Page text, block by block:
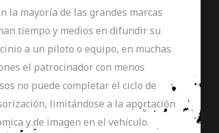
la mayoría de las grandes marcas
tiempo y medios en difundir su
a un piloto o equipo, en muchas
el patrocinador con menos
no puede completar el ciclo de
limitándose a la aportación
y de imagen en el vehículo.